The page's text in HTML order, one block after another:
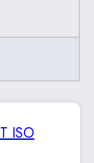
ISO